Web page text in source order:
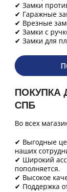
✔ Замки
✔ Гаражные
✔ Врезные
✔ Замки с
✔ Замки для
ПОКУПКА
СПБ
Во всех
✔ Выгодные
наших
✔ Широкий
пополняется.
✔ Высокое
✔ Поддержка